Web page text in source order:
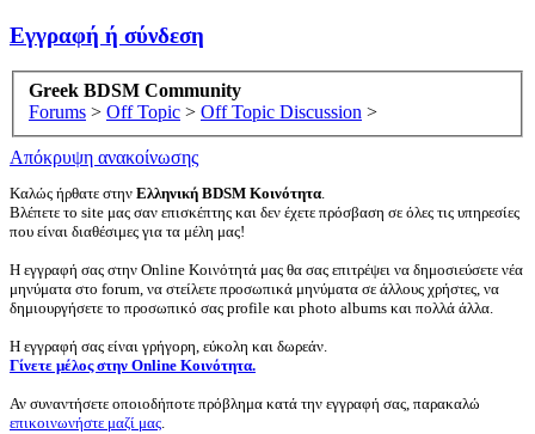
Εγγραφή ή σύνδεση
Greek BDSM Community
Forums > Off Topic > Off Topic Discussion >
Απόκρυψη ανακοίνωσης
Καλώς ήρθατε στην Ελληνική BDSM Κοινότητα.
Βλέπετε το site μας σαν επισκέπτης και δεν έχετε πρόσβαση σε όλες τις υπηρεσίες
που είναι διαθέσιμες για τα μέλη μας!
Η εγγραφή σας στην Online Κοινότητά μας θα σας επιτρέψει να δημοσιεύσετε νέα
μηνύματα στο forum, να στείλετε προσωπικά μηνύματα σε άλλους χρήστες, να
δημιουργήσετε το προσωπικό σας profile και photo albums και πολλά άλλα.
Η εγγραφή σας είναι γρήγορη, εύκολη και δωρεάν.
Γίνετε μέλος στην Online Κοινότητα.
Αν συναντήσετε οποιοδήποτε πρόβλημα κατά την εγγραφή σας, παρακαλώ
επικοινωνήστε μαζί μας.